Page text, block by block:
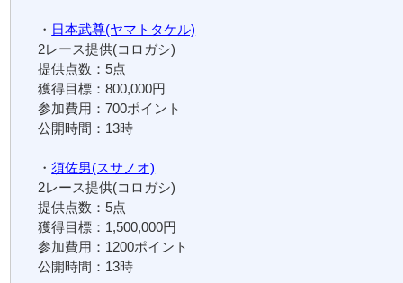
・ 日本武尊(ヤマトタケル)
2レース提供(コロガシ)
提供点数：5点
獲得目標：800,000円
参加費用：700ポイント
公開時間：13時
・須佐男(スサノオ)
2レース提供(コロガシ)
提供点数：5点
獲得目標：1,500,000円
参加費用：1200ポイント
公開時間：13時